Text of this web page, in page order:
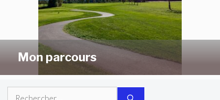
Mon parcours
Rechercher :